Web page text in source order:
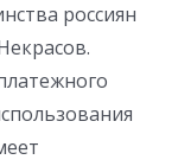
россиян